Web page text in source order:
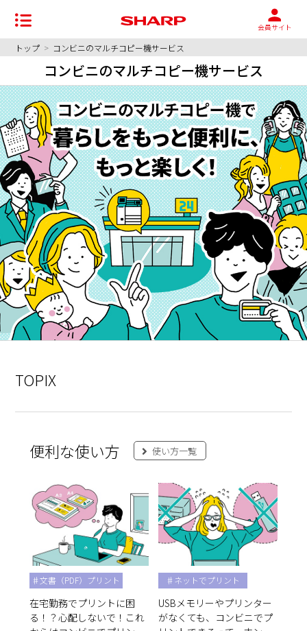
会員サイト
トップ > コンビニのマルチコピー機サービス
コンビニのマルチコピー機サービス
TOPIX
便利な使い方 使い方一覧
♯文書（PDF）プリント
在宅勤務でプリントに困
る！？心配しないで！これ
♯ネットでプリント
USBメモリーやプリンター
がなくても、コンビニでプ